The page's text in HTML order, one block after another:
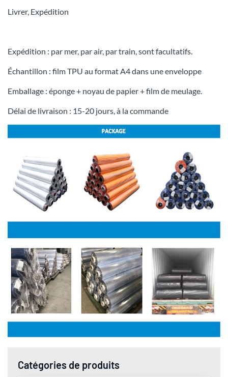
Livrer, Expédition
Expédition : par mer, par air, par train, sont facultatifs.
Échantillon : film TPU au format A4 dans une enveloppe
Emballage : éponge + noyau de papier + film de meulage.
Délai de livraison : 15-20 jours, à la commande
Catégories de produits